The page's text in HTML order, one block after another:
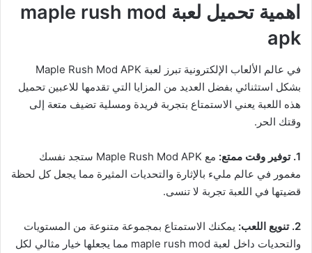
اهمية تحميل لعبة maple rush mod
apk
في عالم الألعاب الإلكترونية تبرز لعبة Maple Rush Mod APK
بشكل استثنائي بفضل العديد من المزايا التي تقدمها للاعبين تحميل
هذه اللعبة يعني الاستمتاع بتجربة فريدة ومسلية تضيف متعة إلى
وقتك الحر.
1. توفير وقت ممتع:
مع Maple Rush Mod APK ستجد نفسك
مغمور في عالم مليء بالإثارة والتحديات المثيرة مما يجعل كل لحظة
قضيتها في اللعبة تجربة لا تنسى.
2. تنويع اللعب:
يمكنك الاستمتاع بمجموعة متنوعة من المستويات
والتحديات داخل لعبة maple rush mod مما يجعلها خيار مثالي لكل